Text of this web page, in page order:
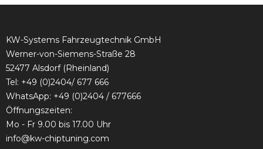
KW-Systems Fahrzeugtechnik GmbH
Werner-von-Siemens-Straße 28
52477 Alsdorf (Rheinland)
Tel: +49 (0)2404/ 677 666
WhatsApp: +49 (0)2404 / 677666
Öffnungszeiten:
Mo - Fr 9.00 bis 17.00 Uhr
info@kw-chiptuning.com